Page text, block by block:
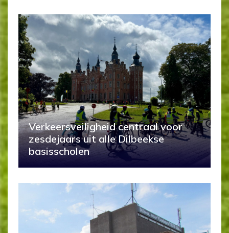
Verkeersveiligheid centraal voor
zesdejaars uit alle Dilbeekse
basisscholen